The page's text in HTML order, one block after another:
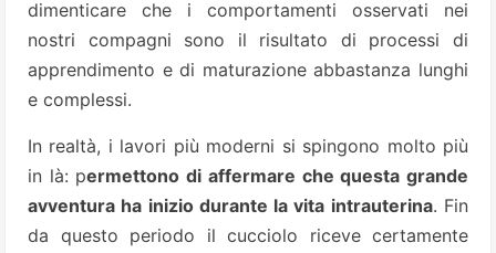
dimenticare che i comportamenti osservati nei
nostri compagni sono il risultato di processi di
apprendimento e di maturazione abbastanza lunghi
e complessi.
In realtà, i lavori più moderni si spingono molto più
in là: permettono di affermare che questa grande
avventura ha inizio durante la vita intrauterina. Fin
da questo periodo il cucciolo riceve certamente